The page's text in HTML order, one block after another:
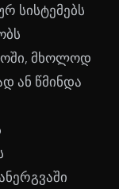
სისტემებს
მხოლოდ
ან წმინდა